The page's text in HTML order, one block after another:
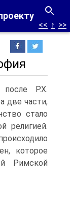
<< ↑ >>
Р.Х.
две части,
стало
религией.
которое
Римской